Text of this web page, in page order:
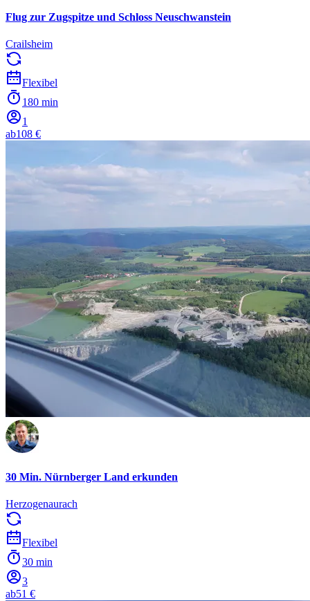
Flug zur Zugspitze und Schloss Neuschwanstein
Crailsheim
Flexibel
180 min
1
ab108 €
30 Min. Nürnberger Land erkunden
Herzogenaurach
Flexibel
30 min
3
ab51 €